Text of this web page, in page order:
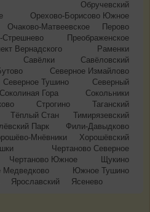
Обручевский
Орехово-Борисово Южное
Очаково-Матвеевское
Перово
Стрешнево
Преображенское
Вернадского
Раменки
Савёлки
Савёловский
Северное Измайлово
Северное Тушино
Северный
Соколиная Гора
Сокольники
Строгино
Таганский
Тёплый Стан
Тимирязевский
Парк
Фили-Давыдково
Мнёвники
Хорошёвский
Чертаново Северное
Чертаново Южное
Щукино
Южное Тушино
Ярославский Ясенево